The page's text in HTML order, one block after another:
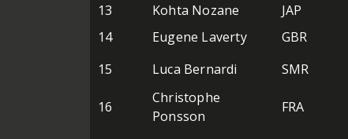
13
Kohta Nozane JAP
14
Eugene Laverty GBR
15
Luca Bernardi SMR
16
Christophe
Ponsson
FRA